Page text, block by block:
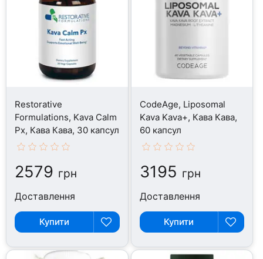
Restorative
Formulations, Kava Calm
Px, Кава Кава, 30 капсул
2579 грн
Доставлення
Купити
CodeAge, Liposomal
Kava Kava+, Кава Кава,
60 капсул
3195 грн
Доставлення
Купити